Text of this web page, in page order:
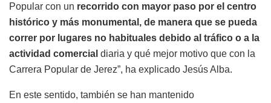
Popular con un recorrido con mayor paso por el centro
histórico y más monumental, de manera que se pueda
correr por lugares no habituales debido al tráfico o a la
actividad comercial diaria y qué mejor motivo que con la
Carrera Popular de Jerez”, ha explicado Jesús Alba.
En este sentido, también se han mantenido